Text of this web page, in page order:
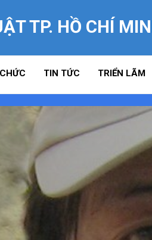
TP. HỒ CHÍ
TIN TỨC TRIỂN LÃM